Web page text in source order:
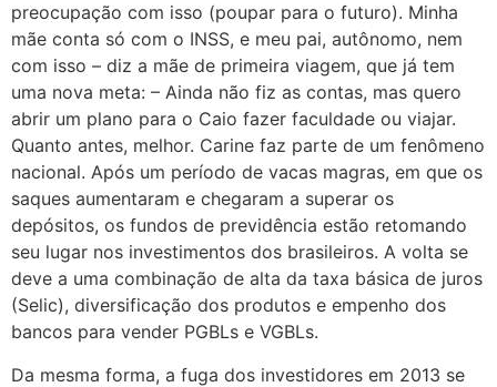
preocupação com isso (poupar para o futuro). Minha
mãe conta só com o INSS, e meu pai, autônomo, nem
com isso – diz a mãe de primeira viagem, que já tem
uma nova meta: – Ainda não fiz as contas, mas quero
abrir um plano para o Caio fazer faculdade ou viajar.
Quanto antes, melhor. Carine faz parte de um fenômeno
nacional. Após um período de vacas magras, em que os
saques aumentaram e chegaram a superar os
depósitos, os fundos de previdência estão retomando
seu lugar nos investimentos dos brasileiros. A volta se
deve a uma combinação de alta da taxa básica de juros
(Selic), diversificação dos produtos e empenho dos
bancos para vender PGBLs e VGBLs.
Da mesma forma, a fuga dos investidores em 2013 se